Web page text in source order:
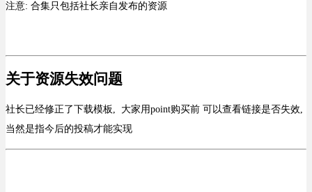
注意: 合集只包括社长亲自发布的资源
关于资源失效问题
社长已经修正了下载模板, 大家用point购买前 可以查看链接是否失效,
当然是指今后的投稿才能实现